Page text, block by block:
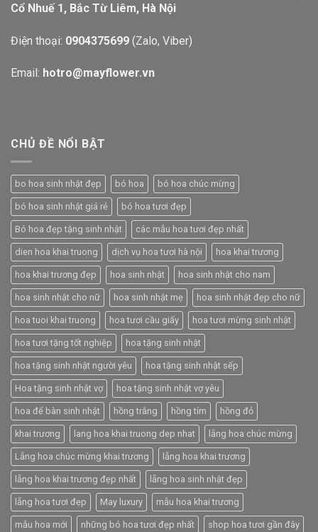
Cổ Nhuế 1, Bắc Từ Liêm, Hà Nội
Điện thoại: 0904375699 (Zalo, Viber)
Email: hotro@mayflower.vn
CHỦ ĐỀ NỔI BẬT
bo hoa sinh nhật đẹp bó hoa bó hoa chúc mừng
bó hoa sinh nhật giá rẻ bó hoa tươi đẹp
Bó hoa đẹp tặng sinh nhật các mẫu hoa tươi đẹp nhất
dien hoa khai truong dịch vụ hoa tươi hà nội hoa khai trương
hoa khai trương đẹp hoa sinh nhật hoa sinh nhật cho nam
hoa sinh nhật cho nữ hoa sinh nhật mẹ hoa sinh nhật đẹp cho nữ
hoa tuoi khai truong hoa tươi cầu giấy hoa tươi mừng sinh nhật
hoa tươi tặng tốt nghiệp hoa tặng sinh nhật
hoa tặng sinh nhật người yêu hoa tặng sinh nhật sếp
Hoa tặng sinh nhật vợ hoa tặng sinh nhật vợ yêu
hoa để bàn sinh nhật hồng trắng hồng tím hồng đỏ
khai trương lang hoa khai truong dep nhat lẵng hoa chúc mừng
Lẵng hoa chúc mừng khai trương lẵng hoa khai trương
lẵng hoa khai trương đẹp nhất lẵng hoa sinh nhật đẹp
lẵng hoa tươi đẹp May luxury mẫu hoa khai trương
mẫu hoa mới những bó hoa tươi đẹp nhất shop hoa tươi gần đây